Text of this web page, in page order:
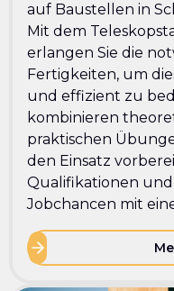
auf Baustellen in
Mit dem
erlangen Sie die
Fertigkeiten, um
und effizient zu
kombinieren
praktischen
den Einsatz
Qualifikationen und
Jobchancen mit